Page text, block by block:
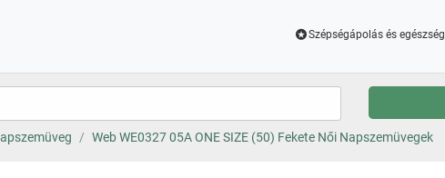
Szépségápolás és egészség
Web WE0327 05A ONE SIZE (50) Fekete Női Napszemüvegek